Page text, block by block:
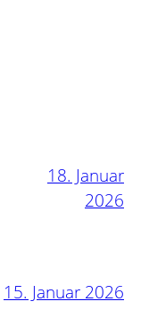
18. Januar
2026
15. Januar 2026